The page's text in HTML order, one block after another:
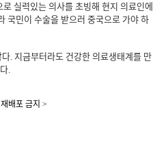
실력있는 의사를 초빙해 현지 의료인에
국민이 수술을 받으러 중국으로 가야 하
. 지금부터라도 건강한 의료생태계를 만
.
배포 금지 >